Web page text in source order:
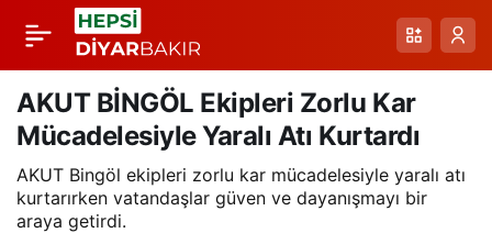
AKUT BİNGÖL Ekipleri Zorlu Kar
Mücadelesiyle Yaralı Atı Kurtardı
AKUT Bingöl ekipleri zorlu kar mücadelesiyle yaralı atı
kurtarırken vatandaşlar güven ve dayanışmayı bir
araya getirdi.
Erzurum’un Kırağı
Tutmuş Ağaçları:
Soğuk Havanın Görsel
Şöleni ve Uyarılar
Paylaş